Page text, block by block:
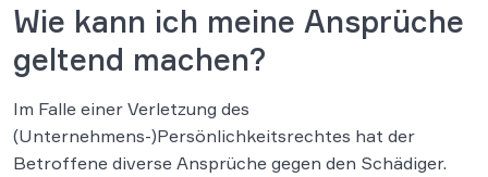
Wie kann ich meine Ansprüche
geltend machen?
Im Falle einer Verletzung des
(Unternehmens-)Persönlichkeitsrechtes hat der
Betroffene diverse Ansprüche gegen den Schädiger.